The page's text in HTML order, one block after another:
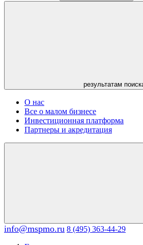
результатам
О нас
Все о малом бизнесе
Инвестиционная платформа
Партнеры и акредитация
info@mspmo.ru 8 (495) 363-44-29